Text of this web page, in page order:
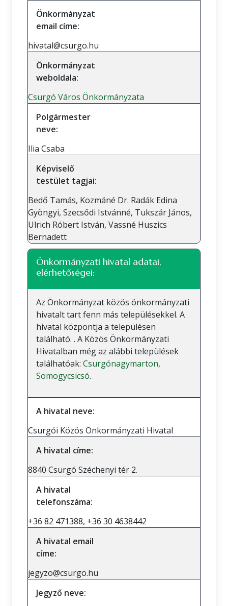
Önkormányzat
email címe:
hivatal@csurgo.hu
Önkormányzat
weboldala:
Csurgó Város Önkormányzata
Polgármester
neve:
Ilia Csaba
Képviselő
testület tagjai:
Bedő Tamás, Kozmáné Dr. Radák Edina
Gyöngyi, Szecsődi Istvánné, Tukszár János,
Ulrich Róbert István, Vassné Huszics
Bernadett
Önkormányzati hivatal adatai,
elérhetőségei:
Az Önkormányzat közös önkormányzati
hivatalt tart fenn más településekkel. A
hivatal központja a településen
található. . A Közös Önkormányzati
Hivatalban még az alábbi települések
találhatóak: Csurgónagymarton,
Somogycsicsó.
A hivatal neve:
Csurgói Közös Önkormányzati Hivatal
A hivatal címe:
8840 Csurgó Széchenyi tér 2.
A hivatal
telefonszáma:
+36 82 471388, +36 30 4638442
A hivatal email
címe:
jegyzo@csurgo.hu
Jegyző neve: